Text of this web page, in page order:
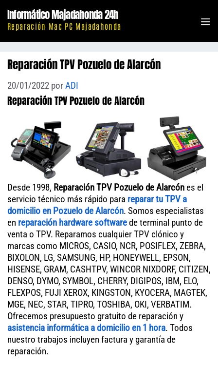
contenido
Informático Majadahonda 24h
Reparación Mac PC Majadahonda
Reparación TPV Pozuelo de Alarcón
20/01/2022 porADI
Reparación TPV Pozuelo de Alarcón
Desde 1998, Reparación TPV Pozuelo de Alarcón es el
servicio técnico más rápido para reparar tu TPV a
domicilio en Pozuelo de Alarcón. Somos especialistas
en reparación hardware softwarede terminal punto de
venta o TPV. Reparamos cualquier TPV clónico y
marcas como MICROS, CASIO, NCR, POSIFLEX, ZEBRA,
BIXOLON, LG, SAMSUNG, HP, HONEYWELL, EPSON,
HISENSE, GRAM, CASHTPV, WINCOR NIXDORF, CITIZEN,
DENSO, DYMO, SYMBOL, CHERRY, DIGIPOS, IBM, ELO,
FLEXPOS, FUJI XEROX, KINGSTON, KYOCERA, MAGTEK,
MGE, NEC, STAR, TIPRO, TOSHIBA, OKI, VERBATIM.
Ofrecemos presupuesto gratuito de reparación y
asistencia informática a domicilio en 1 hora. Todos
nuestro trabajos incluyen factura y garantía de
reparación.